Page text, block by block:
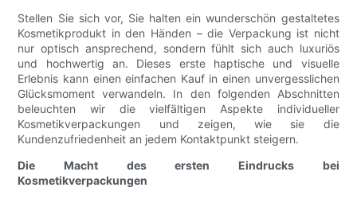
Stellen Sie sich vor, Sie halten ein wunderschön gestaltetes
Kosmetikprodukt in den Händen – die Verpackung ist nicht
nur optisch ansprechend, sondern fühlt sich auch luxuriös
und hochwertig an. Dieses erste haptische und visuelle
Erlebnis kann einen einfachen Kauf in einen unvergesslichen
Glücksmoment verwandeln. In den folgenden Abschnitten
beleuchten wir die vielfältigen Aspekte individueller
Kosmetikverpackungen und zeigen, wie sie die
Kundenzufriedenheit an jedem Kontaktpunkt steigern.
Die Macht des ersten Eindrucks bei
Kosmetikverpackungen